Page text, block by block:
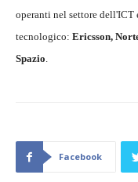
operanti nel settore
tecnologico: Ericsson,
Spazio.
Facebook